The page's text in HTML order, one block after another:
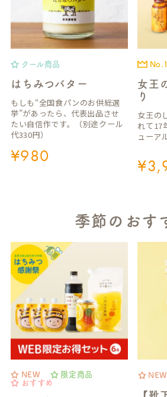
クール商品
はちみつバター
もしも“全国食パンのお供総選
挙”があったら、代表出品させ
たい自信作です。（別途クール
代330円）
¥980
No.1
女王
り
女王の
れて17
ューア
¥
季節のおす
NEW
限定商品
おすすめ
NEW